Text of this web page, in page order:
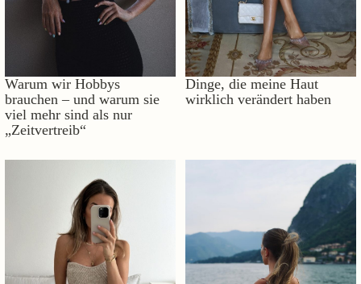
Warum wir Hobbys
brauchen – und warum sie
viel mehr sind als nur
„Zeitvertreib“
Dinge, die meine Haut
wirklich verändert haben